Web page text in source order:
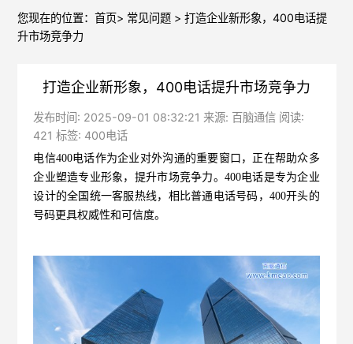
您现在的位置： 首页> 常见问题> 打造企业新形象，400电话提
升市场竞争力
打造企业新形象，400电话提升市场竞争力
发布时间: 2025-09-01 08:32:21 来源: 百脑通信 阅读:
421 标签: 400电话
电信400电话作为企业对外沟通的重要窗口，正在帮助众多
企业塑造专业形象，提升市场竞争力。400电话是专为企业
设计的全国统一客服热线，相比普通电话号码，400开头的
号码更具权威性和可信度。